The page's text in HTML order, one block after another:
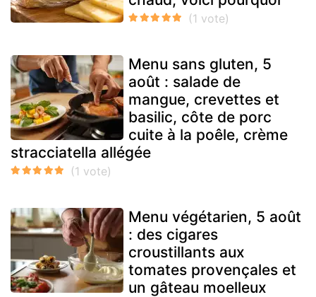
Menu sans gluten, 5
août : salade de
mangue, crevettes et
basilic, côte de porc
cuite à la poêle, crème
stracciatella allégée
Menu végétarien, 5 août
: des cigares
croustillants aux
tomates provençales et
un gâteau moelleux